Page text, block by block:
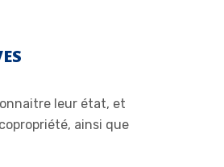
leur état, et
ainsi que